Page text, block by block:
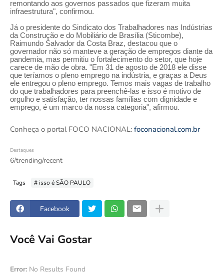
remontando aos governos passados que fizeram muita
infraestrutura", confirmou.
Já o presidente do Sindicato dos Trabalhadores nas Indústrias
da Construção e do Mobiliário de Brasília (Sticombe),
Raimundo Salvador da Costa Braz, destacou que o
governador não só manteve a geração de empregos diante da
pandemia, mas permitiu o fortalecimento do setor, que hoje
carece de mão de obra. "Em 31 de agosto de 2018 ele disse
que teríamos o pleno emprego na indústria, e graças a Deus
ele entregou o pleno emprego. Temos mais vagas de trabalho
do que trabalhadores para preenchê-las e isso é motivo de
orgulho e satisfação, ter nossas famílias com dignidade e
emprego, é um marco da nossa categoria", afirmou.
Conheça o portal FOCO NACIONAL: foconacional.com.br
Destaques
6/trending/recent
Tags # isso é SÃO PAULO
Facebook
Você Vai Gostar
Error: No Results Found